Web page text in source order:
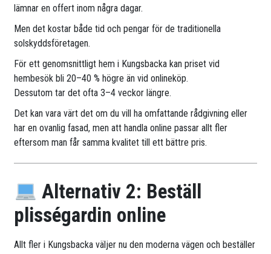
lämnar en offert inom några dagar.
Men det kostar både tid och pengar för de traditionella
solskyddsföretagen.
För ett genomsnittligt hem i Kungsbacka kan priset vid
hembesök bli 20–40 % högre än vid onlineköp.
Dessutom tar det ofta 3–4 veckor längre.
Det kan vara värt det om du vill ha omfattande rådgivning eller
har en ovanlig fasad, men att handla online passar allt fler
eftersom man får samma kvalitet till ett bättre pris.
Alternativ 2: Beställ
plisségardin online
Allt fler i Kungsbacka väljer nu den moderna vägen och beställer